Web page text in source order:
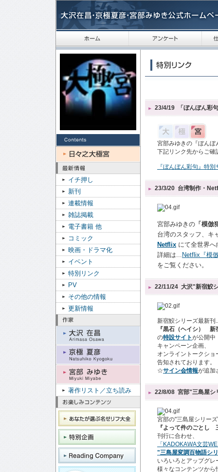
イチ押し
新刊
連載情報
雑誌掲載
電子書籍 他
コミック
映画・ドラマ化
イベント
特別リンク
PV
その他の情報
更新情報
著作リスト／立ち読み
23/4/19 「ぼんぼん彩
宮部みゆきの『ぼんぼ
下記リンク先からご確
『ぼんぼん彩句』特別
23/3/20 台湾制作・
宮部みゆきの 「模倣
台湾のスタッフ、キ
Netflix にて全世界
詳細は... Netflix『模
をご覧ください。
22/11/24 大沢"新宿鮫
新宿鮫シリーズ最新刊
『黒石（ヘイシ） 新
の特設サイトが公開中
キャンペーン企画、
オンライントークショ
告知されております。
☆サイン会情報が追加
22/8/08 宮部"三島屋シ
宮部の"三島屋シリー
『よって件のごとし
刊行に合わせ、
「KADOKAWA文芸
"三島屋変調百物語シ
いろいろとアップグレ
様々なコンテンツから